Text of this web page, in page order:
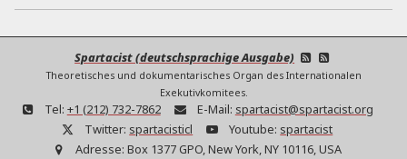
Spartacist (deutschsprachige Ausgabe)
Theoretisches und dokumentarisches Organ des Internationalen
Exekutivkomitees.
Tel: +1 (212) 732-7862 E-Mail: spartacist@spartacist.org
Twitter: spartacisticl Youtube: spartacist
Adresse: Box 1377 GPO, New York, NY 10116, USA